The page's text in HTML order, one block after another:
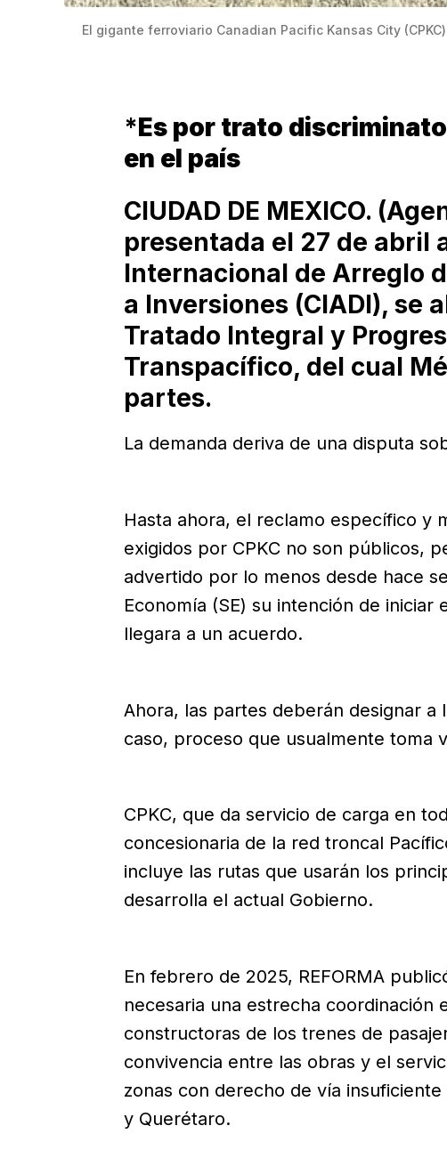
El gigante ferroviario Canadian Pacific Kansas City
*Es por trato
en el país
CIUDAD DE MEXICO.
presentada el 27 de abril
Internacional de Arreglo
a Inversiones (CIADI), se
Tratado Integral y
Transpacífico, del cual
partes.
La demanda deriva de una disputa
Hasta ahora, el reclamo específico y
exigidos por CPKC no son públicos,
advertido por lo menos desde hace
Economía (SE) su intención de iniciar
llegara a un acuerdo.
Ahora, las partes deberán designar
caso, proceso que usualmente toma
CPKC, que da servicio de carga en
concesionaria de la red troncal
incluye las rutas que usarán los
desarrolla el actual Gobierno.
En febrero de 2025, REFORMA
necesaria una estrecha coordinación
constructoras de los trenes de
convivencia entre las obras y el
zonas con derecho de vía
y Querétaro.